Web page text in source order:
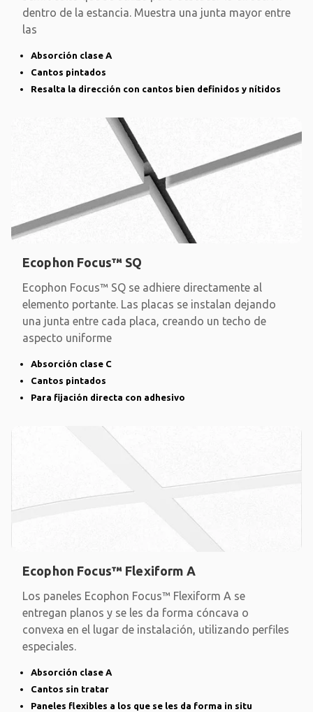
dentro de la estancia. Muestra una junta mayor entre
las
Absorción clase A
Cantos pintados
Resalta la dirección con cantos bien definidos y nítidos
Ecophon Focus™ SQ
Ecophon Focus™ SQ se adhiere directamente al
elemento portante. Las placas se instalan dejando
una junta entre cada placa, creando un techo de
aspecto uniforme
Absorción clase C
Cantos pintados
Para fijación directa con adhesivo
Ecophon Focus™ Flexiform A
Los paneles Ecophon Focus™ Flexiform A se
entregan planos y se les da forma cóncava o
convexa en el lugar de instalación, utilizando perfiles
especiales.
Absorción clase A
Cantos sin tratar
Paneles flexibles a los que se les da forma in situ